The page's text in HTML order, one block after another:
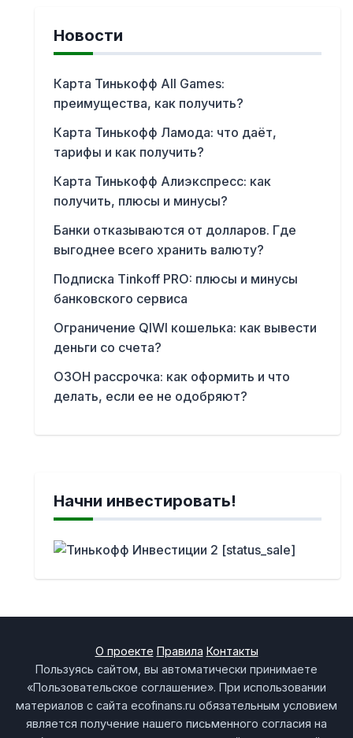
Новости
Карта Тинькофф All Games:
преимущества, как получить?
Карта Тинькофф Ламода: что даёт,
тарифы и как получить?
Карта Тинькофф Алиэкспресс: как
получить, плюсы и минусы?
Банки отказываются от долларов. Где
выгоднее всего хранить валюту?
Подписка Tinkoff PRO: плюсы и минусы
банковского сервиса
Ограничение QIWI кошелька: как вывести
деньги со счета?
ОЗОН рассрочка: как оформить и что
делать, если ее не одобряют?
Начни инвестировать!
О проекте Правила Контакты
Пользуясь сайтом, вы автоматически принимаете
«Пользовательское соглашение». При использовании
материалов с сайта ecofinans.ru обязательным условием
является получение нашего письменного согласия на